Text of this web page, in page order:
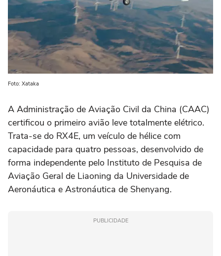
Foto: Xataka
A Administração de Aviação Civil da China (CAAC)
certificou o primeiro avião leve totalmente elétrico.
Trata-se do RX4E, um veículo de hélice com
capacidade para quatro pessoas, desenvolvido de
forma independente pelo Instituto de Pesquisa de
Aviação Geral de Liaoning da Universidade de
Aeronáutica e Astronáutica de Shenyang.
PUBLICIDADE